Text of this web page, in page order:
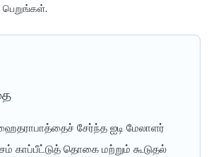
சேர்ந்த ஐடி மேலாளர்
காப்பீட்டுத் தொகை மற்றும் கூடுதல்